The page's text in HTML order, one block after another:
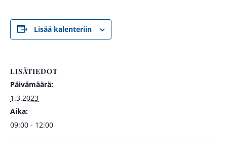
Lisää kalenteriin
LISÄTIEDOT
Päivämäärä:
1.3.2023
Aika:
09:00 - 12:00